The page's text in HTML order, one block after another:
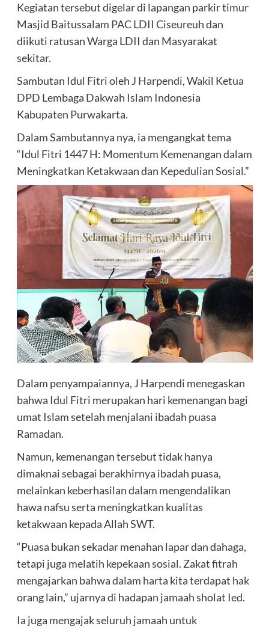
Kegiatan tersebut digelar di lapangan parkir timur
Masjid Baitussalam PAC LDII Ciseureuh dan
diikuti ratusan Warga LDII dan Masyarakat
sekitar.
Sambutan Idul Fitri oleh J Harpendi, Wakil Ketua
DPD Lembaga Dakwah Islam Indonesia
Kabupaten Purwakarta.
Dalam Sambutannya nya, ia mengangkat tema
“Idul Fitri 1447 H: Momentum Kemenangan dalam
Meningkatkan Ketakwaan dan Kepedulian Sosial.”
Dalam penyampaiannya, J Harpendi menegaskan
bahwa Idul Fitri merupakan hari kemenangan bagi
umat Islam setelah menjalani ibadah puasa
Ramadan.
Namun, kemenangan tersebut tidak hanya
dimaknai sebagai berakhirnya ibadah puasa,
melainkan keberhasilan dalam mengendalikan
hawa nafsu serta meningkatkan kualitas
ketakwaan kepada Allah SWT.
“Puasa bukan sekadar menahan lapar dan dahaga,
tetapi juga melatih kepekaan sosial. Zakat fitrah
mengajarkan bahwa dalam harta kita terdapat hak
orang lain,” ujarnya di hadapan jamaah sholat Ied.
Ia juga mengajak seluruh jamaah untuk